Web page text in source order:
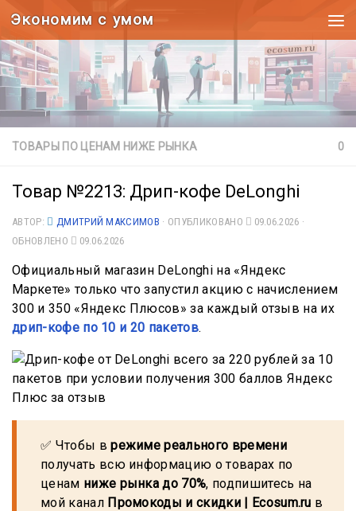
Под записью
Экономим с умом
ТОВАРЫ ПО ЦЕНАМ НИЖЕ РЫНКА 0
Товар №2213: Дрип-кофе DeLonghi
АВТОР: ДМИТРИЙ МАКСИМОВ · ОПУБЛИКОВАНО 09.06.2026 ·
ОБНОВЛЕНО
09.06.2026
Официальный магазин DeLonghi на «Яндекс
Маркете» только что запустил акцию с начислением
300 и 350 «Яндекс Плюсов» за каждый отзыв на их
дрип-кофе по 10 и 20 пакетов.
✅ Чтобы врежиме реального времени
получать всю информацию о товарах по
ценам ниже рынка до 70%, подпишитесь на
мой канал Промокоды и скидки | Ecosum.ru в